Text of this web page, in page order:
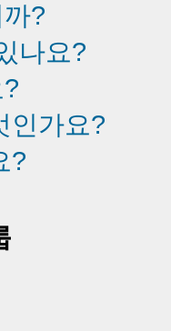
?
나요?
인가요?
?